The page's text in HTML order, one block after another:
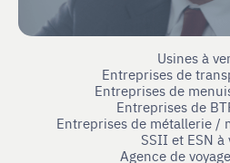
Usines à
Entreprises de
Entreprises de
Entreprises de
Entreprises de métallerie /
SSII et ESN à
Agence de